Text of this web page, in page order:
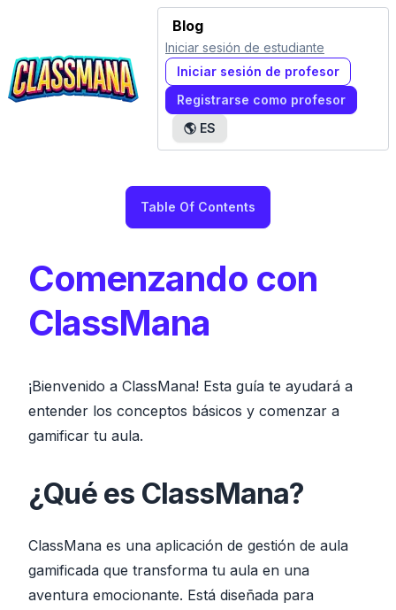
Blog
Iniciar sesión de estudiante
Iniciar sesión de profesor
Registrarse como profesor
🌎 ES
Table Of Contents
Comenzando con
ClassMana
¡Bienvenido a ClassMana! Esta guía te ayudará a
entender los conceptos básicos y comenzar a
gamificar tu aula.
¿Qué es ClassMana?
ClassMana es una aplicación de gestión de aula
gamificada que transforma tu aula en una
aventura emocionante. Está diseñada para